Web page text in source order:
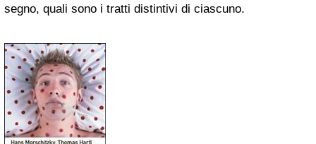
segno, quali sono i tratti distintivi di ciascuno.